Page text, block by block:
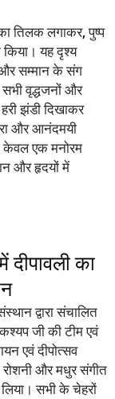
तिलक लगाकर, पुष्प
किया। यह दृश्य
सम्मान के संग
वृद्धजनों और
हरी झंडी दिखाकर
और आनंदमयी
केवल एक मनोरम
और हृदयों में
दीपावली का
द्वारा संचालित
जी की टीम एवं
एवं दीपोत्सव
और मधुर संगीत
सभी के चेहरों